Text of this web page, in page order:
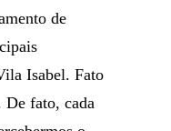
de
Isabel. Fato
De fato, cada